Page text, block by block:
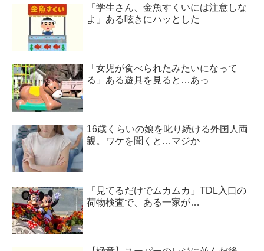
「学生さん、金魚すくいには注意しな
よ」ある呟きにハッとした
「女児が食べられたみたいになって
る」ある遊具を見ると…あっ
16歳くらいの娘を叱り続ける外国人両
親。ワケを聞くと…マジか
「見てるだけでムカムカ」TDL入口の
荷物検査で、ある一家が…